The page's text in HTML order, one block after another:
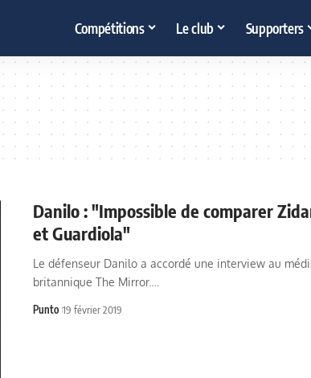
Compétitions Le club Supporters
Danilo : "Impossible de comparer
et Guardiola"
Le défenseur Danilo a accordé une interview au
britannique The Mirror.…
Punto 19 février 2019